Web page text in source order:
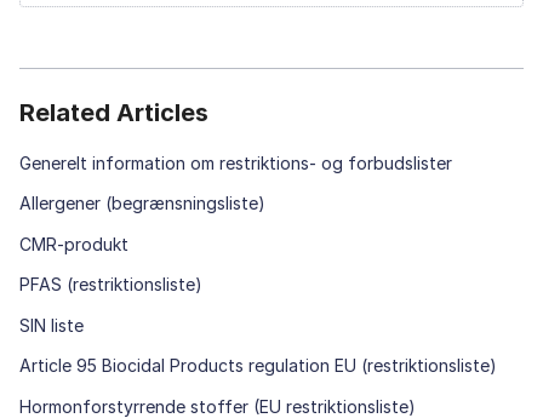
Related Articles
Generelt information om restriktions- og forbudslister
Allergener (begrænsningsliste)
CMR-produkt
PFAS (restriktionsliste)
SIN liste
Article 95 Biocidal Products regulation EU (restriktionsliste)
Hormonforstyrrende stoffer (EU restriktionsliste)